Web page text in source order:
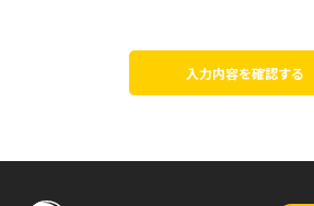
入力内容を確認する